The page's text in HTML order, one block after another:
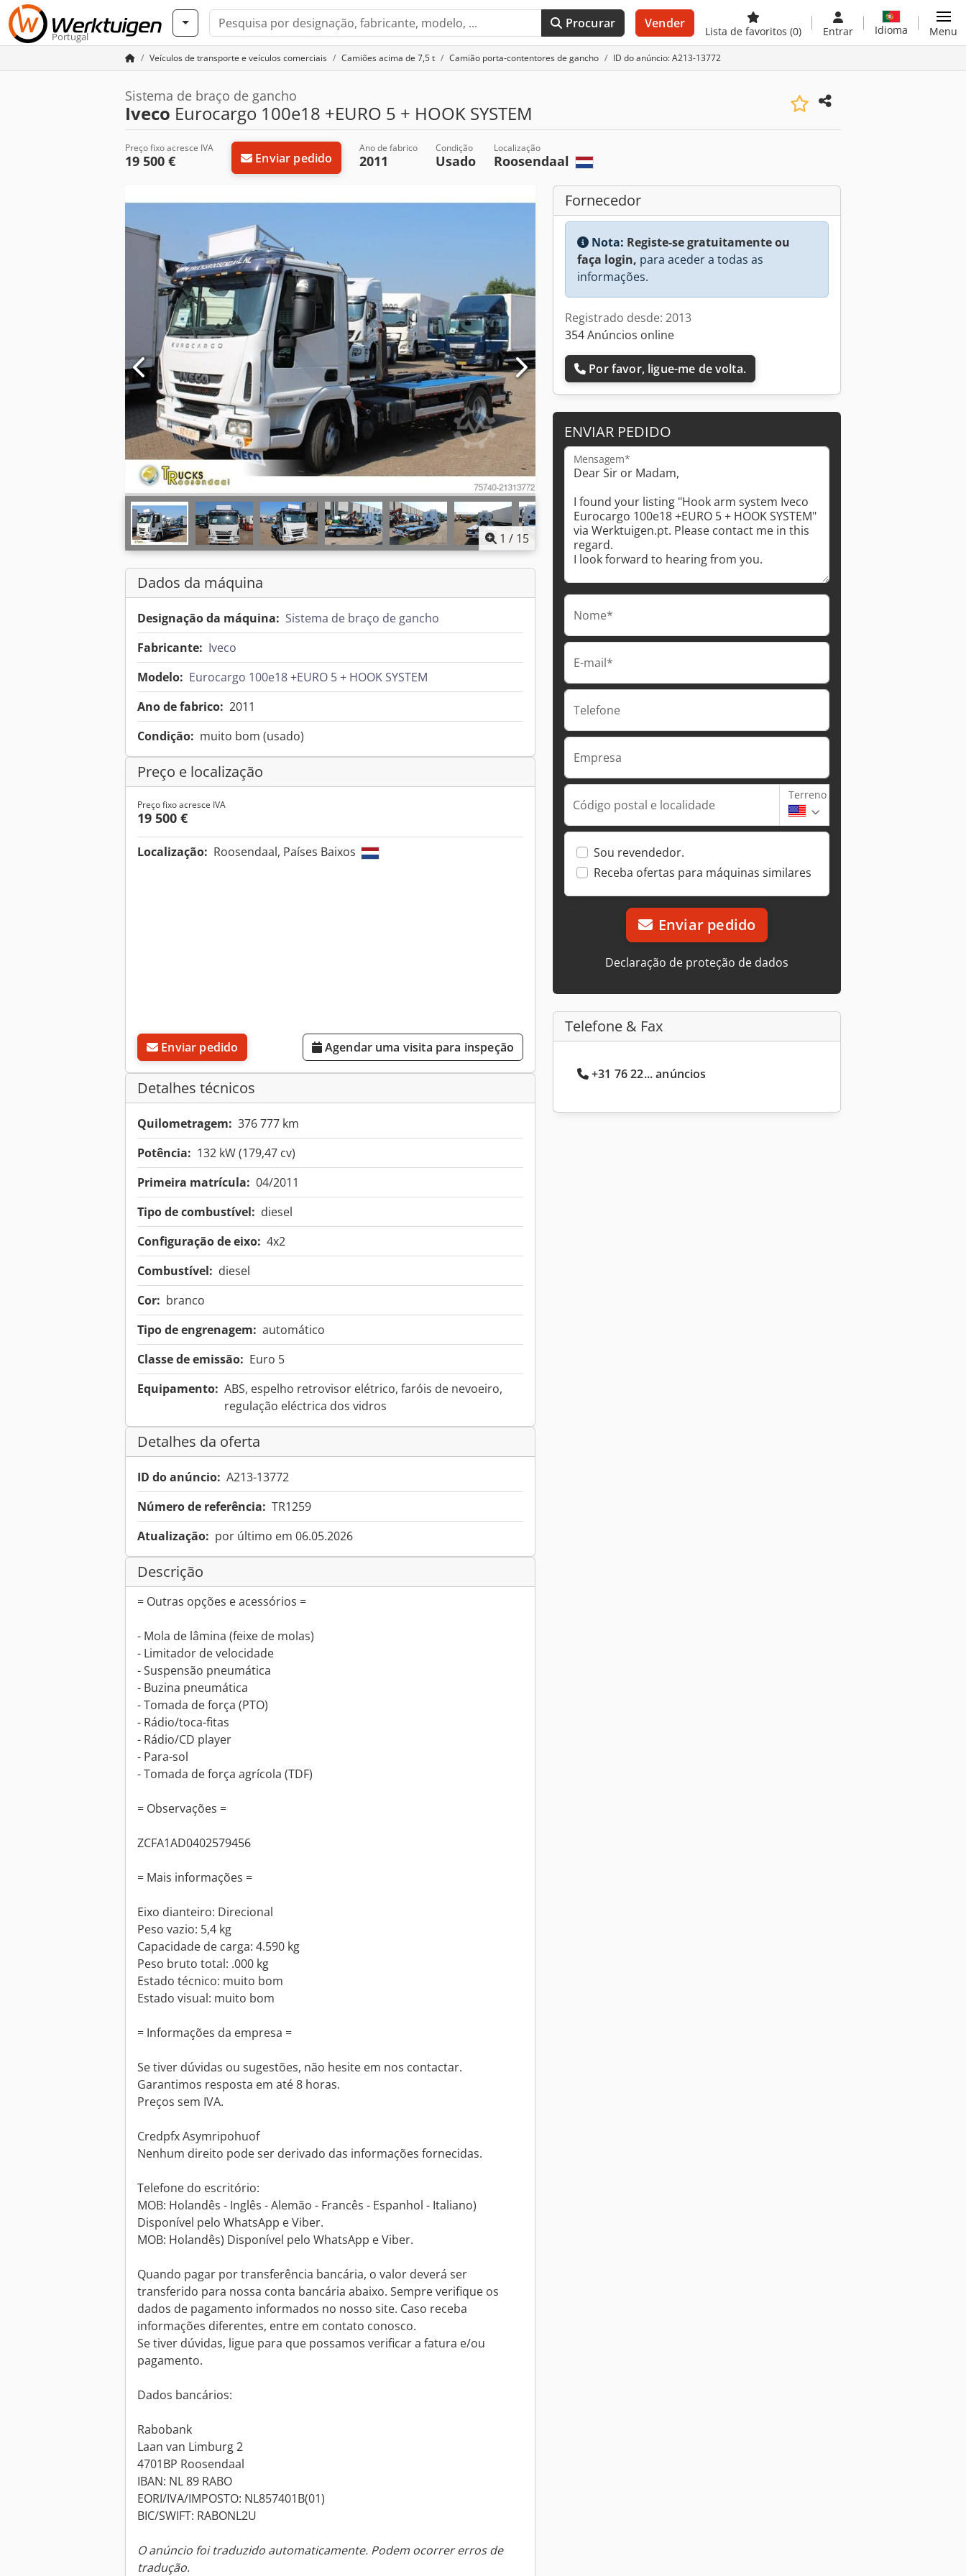
Portugal
Procurar Vender
Lista de favoritos (0) Entrar Idioma Menu
Veículos de transporte e veículos comerciais Camiões acima de 7,5 t Camião porta-contentores de gancho ID do anúncio: A213-13772
Sistema de braço de gancho
Iveco Eurocargo 100e18 +EURO 5 + HOOK SYSTEM
Preço fixo acresce IVA
19 500 € Enviar pedido
Ano de fabrico
2011
Condição
Usado
Localização
Roosendaal
1 / 15
Dados da máquina
Designação da máquina: Sistema de braço de gancho
Fabricante: Iveco
Modelo: Eurocargo 100e18 +EURO 5 + HOOK SYSTEM
Ano de fabrico: 2011
Condição: muito bom (usado)
Preço e localização
Preço fixo acresce IVA
19 500 €
Localização: Roosendaal, Países Baixos
Enviar pedido Agendar uma visita para inspeção
Detalhes técnicos
Quilometragem: 376 777 km
Potência: 132 kW (179,47 cv)
Primeira matrícula: 04/2011
Tipo de combustível: diesel
Configuração de eixo: 4x2
Combustível: diesel
Cor: branco
Tipo de engrenagem: automático
Classe de emissão: Euro 5
Equipamento: ABS, espelho retrovisor elétrico, faróis de nevoeiro,
regulação eléctrica dos vidros
Detalhes da oferta
ID do anúncio: A213-13772
Número de referência: TR1259
Atualização: por último em 06.05.2026
Descrição
= Outras opções e acessórios =
- Mola de lâmina (feixe de molas)
- Limitador de velocidade
- Suspensão pneumática
- Buzina pneumática
- Tomada de força (PTO)
- Rádio/toca-fitas
- Rádio/CD player
- Para-sol
- Tomada de força agrícola (TDF)
= Observações =
ZCFA1AD0402579456
= Mais informações =
Eixo dianteiro: Direcional
Peso vazio: 5,4 kg
Capacidade de carga: 4.590 kg
Peso bruto total: .000 kg
Estado técnico: muito bom
Estado visual: muito bom
= Informações da empresa =
Se tiver dúvidas ou sugestões, não hesite em nos contactar.
Garantimos resposta em até 8 horas.
Preços sem IVA.
Credpfx Asymripohuof
Nenhum direito pode ser derivado das informações fornecidas.
Telefone do escritório:
MOB: Holandês - Inglês - Alemão - Francês - Espanhol - Italiano)
Disponível pelo WhatsApp e Viber.
MOB: Holandês) Disponível pelo WhatsApp e Viber.
Quando pagar por transferência bancária, o valor deverá ser
transferido para nossa conta bancária abaixo. Sempre verifique os
dados de pagamento informados no nosso site. Caso receba
informações diferentes, entre em contato conosco.
Se tiver dúvidas, ligue para que possamos verificar a fatura e/ou
pagamento.
Dados bancários:
Rabobank
Laan van Limburg 2
4701BP Roosendaal
IBAN: NL 89 RABO
EORI/IVA/IMPOSTO: NL857401B(01)
BIC/SWIFT: RABONL2U
O anúncio foi traduzido automaticamente. Podem ocorrer erros de
tradução.
Fornecedor
Nota: Registe-se gratuitamente ou
faça login, para aceder a todas as
informações.
Registrado desde: 2013
354 Anúncios online
Por favor, ligue-me de volta.
ENVIAR PEDIDO
Mensagem*
Nome*
E-mail*
Telefone
Empresa
Código postal e localidade
Terreno
Sou revendedor.
Receba ofertas para máquinas similares
Enviar pedido
Declaração de proteção de dados
Telefone & Fax
+31 76 22... anúncios